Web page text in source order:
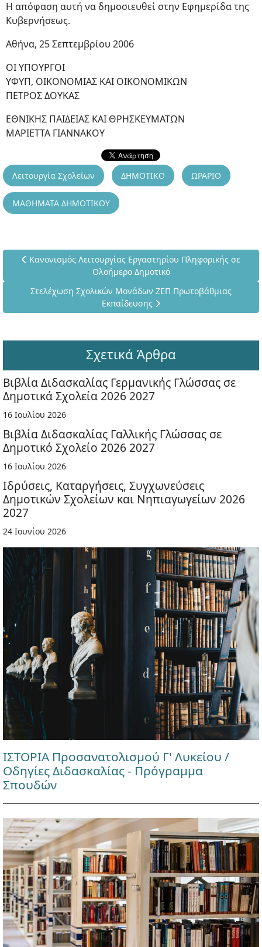
Η απόφαση αυτή να δημοσιευθεί στην Εφημερίδα της
Κυβερνήσεως.
Αθήνα, 25 Σεπτεμβρίου 2006
ΟΙ ΥΠΟΥΡΓΟΙ
ΥΦΥΠ, ΟΙΚΟΝΟΜΙΑΣ ΚΑΙ ΟΙΚΟΝΟΜΙΚΩΝ
ΠΕΤΡΟΣ ΔΟΥΚΑΣ
ΕΘΝΙΚΗΣ ΠΑΙΔΕΙΑΣ ΚΑΙ ΘΡΗΣΚΕΥΜΑΤΩΝ
ΜΑΡΙΕΤΤΑ ΓΙΑΝΝΑΚΟΥ
Λειτουργία Σχολείων ΔΗΜΟΤΙΚΟ ΩΡΑΡΙΟ
ΜΑΘΗΜΑΤΑ ΔΗΜΟΤΙΚΟΥ
Προηγούμενο άρθρο: Κανονισμός Λειτουργίας Εργαστηρίου
Κανονισμός Λειτουργίας Εργαστηρίου Πληφορικής σε
Ολοήμερο Δημοτικό
Επόμενο άρθρο: Στελέχωση Σχολικών Μονάδων ΖΕΠ
Στελέχωση Σχολικών Μονάδων ΖΕΠ Πρωτοβάθμιας
Εκπαίδευσης
Σχετικά Άρθρα
Βιβλία Διδασκαλίας Γερμανικής Γλώσσας σε
Δημοτικά Σχολεία 2026 2027
16 Ιουλίου 2026
Βιβλία Διδασκαλίας Γαλλικής Γλώσσας σε
Δημοτικό Σχολείο 2026 2027
16 Ιουλίου 2026
Ιδρύσεις, Καταργήσεις, Συγχωνεύσεις
Δημοτικών Σχολείων και Νηπιαγωγείων 2026
2027
24 Ιουνίου 2026
ΙΣΤΟΡΙΑ Προσανατολισμού Γ' Λυκείου /
Οδηγίες Διδασκαλίας - Πρόγραμμα
Σπουδών